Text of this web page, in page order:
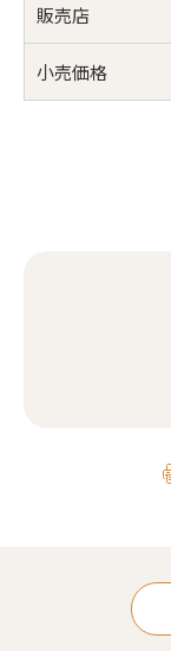
販売店
小売価格